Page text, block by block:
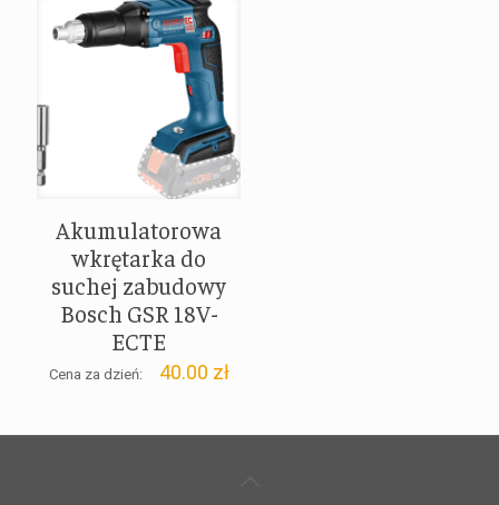
Akumulatorowa
wkrętarka do
suchej zabudowy
Bosch GSR 18V-
ECTE
Cena za dzień: 40.00 zł